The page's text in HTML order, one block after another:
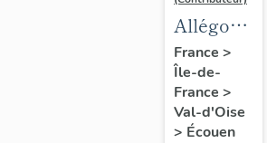
Allégories
du
Toucher
et de la
Vue.
France >
Île-de-
France >
Val-d'Oise
> Écouen